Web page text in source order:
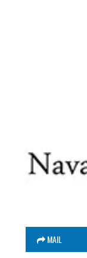
MAIL